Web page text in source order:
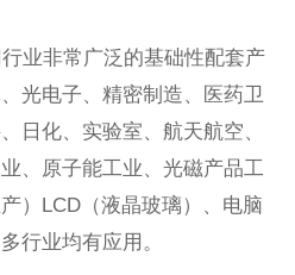
非常广泛的基础性配套产
光电子、精密制造、医药卫
日化、实验室、航天航空、
、原子能工业、光磁产品工
）LCD（液晶玻璃）、电脑
行业均有应用。